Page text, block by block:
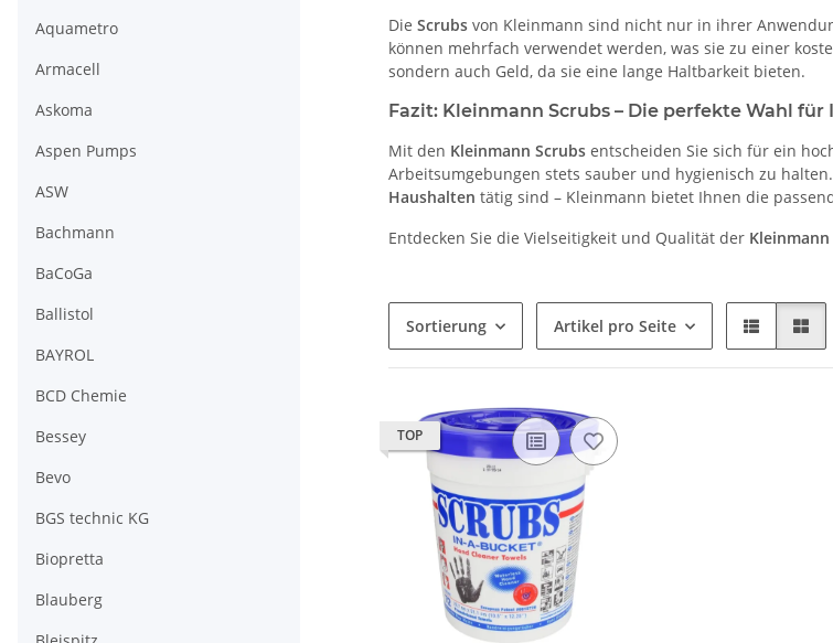
Die Scrubs von Kleinmann sind nicht nur in ihrer
können mehrfach verwendet werden, was sie zu einer
sondern auch Geld, da sie eine lange Haltbarkeit bieten.
Fazit: Kleinmann Scrubs – Die perfekte Wahl
Mit den Kleinmann Scrubs entscheiden Sie sich für ein
Arbeitsumgebungen stets sauber und hygienisch zu
Haushalten tätig sind – Kleinmann bietet Ihnen die
Entdecken Sie die Vielseitigkeit und Qualität der
Sortierung Artikel pro Seite
TOP
Aquametro
Armacell
Askoma
Aspen Pumps
ASW
Bachmann
BaCoGa
Ballistol
BAYROL
BCD Chemie
Bessey
Bevo
BGS technic KG
Biopretta
Blauberg